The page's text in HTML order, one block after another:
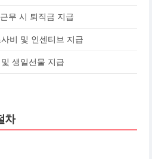
무 시 퇴직금 지급
비 및 인센티브 지급
생일선물 지급
차